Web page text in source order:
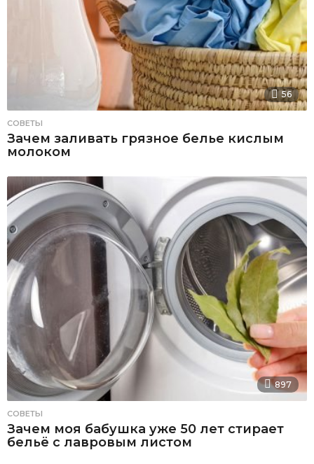
56
СОВЕТЫ
Зачем заливать грязное белье кислым
молоком
897
СОВЕТЫ
Зачем моя бабушка уже 50 лет стирает
бельё с лавровым листом